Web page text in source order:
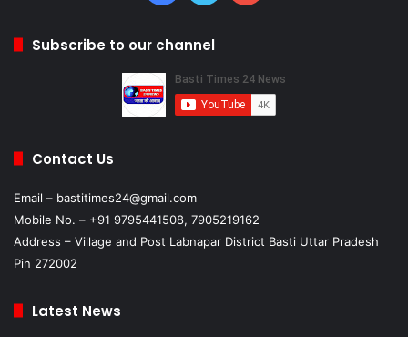
Subscribe to our channel
Contact Us
Email – bastitimes24@gmail.com
Mobile No. – +91 9795441508, 7905219162
Address – Village and Post Labnapar District Basti Uttar Pradesh
Pin 272002
Latest News